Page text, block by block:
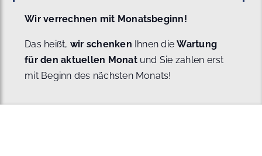
Wir verrechnen mit Monatsbeginn!
Das heißt, wir schenken Ihnen dieWartung
für den aktuellen Monat und Sie zahlen erst
mit Beginn des nächsten Monats!